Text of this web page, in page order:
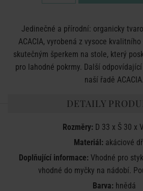
Jedinečné a přírodní: organicky
ACACIA, vyrobená z vysoce
skutečným šperkem na stole, který
pro lahodné pokrmy. Další
naší řadě ACACIA.
DETAILY
Rozměry:D 33 x Š 30 x
Materiál:akáciové
Doplňující informace:Vhodné pro
vhodné do myčky na nádobí.
Barva:hnědá